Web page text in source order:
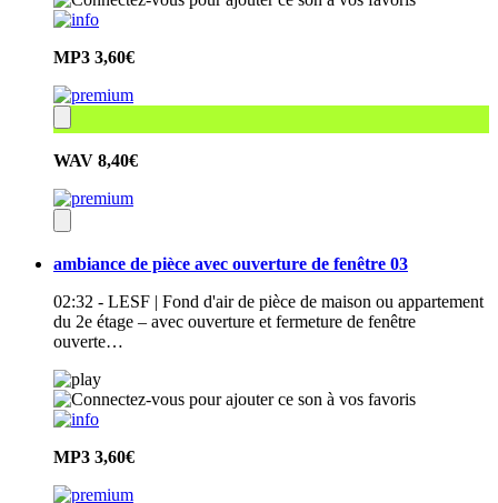
MP3 3,60€
WAV 8,40€
ambiance de pièce avec ouverture de fenêtre 03
02:32 - LESF | Fond d'air de pièce de maison ou appartement
du 2e étage – avec ouverture et fermeture de fenêtre
ouverte…
MP3 3,60€